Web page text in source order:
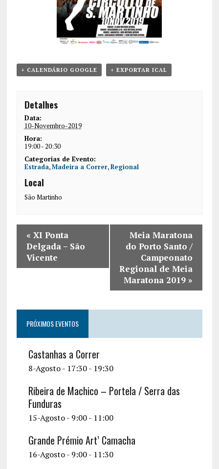
+ CALENDÁRIO GOOGLE + EXPORTAR ICAL
Detalhes
Data:
10-Novembro-2019
Hora:
19:00 - 20:30
Categorias de Evento:
Estrada,Madeira a Correr,Regional
Local
São Martinho
« XI Ponta
Delgada – São
Vicente
Meia Maratona
do Porto Santo /
Campeonato
Regional de Meia
Maratona 2019 »
PRÓXIMOS EVENTOS
Castanhas a Correr
8-Agosto - 17:30- 19:30
Ribeira de Machico – Portela / Serra das
Funduras
15-Agosto - 9:00- 11:00
Grande Prémio Art’ Camacha
16-Agosto - 9:00- 11:30